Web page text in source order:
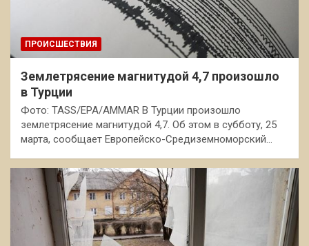
ПРОИСШЕСТВИЯ
Землетрясение магнитудой 4,7 произошло
в Турции
Фото: TASS/EPA/AMMAR В Турции произошло
землетрясение магнитудой 4,7. Об этом в субботу, 25
марта, сообщает Европейско-Средиземноморский…